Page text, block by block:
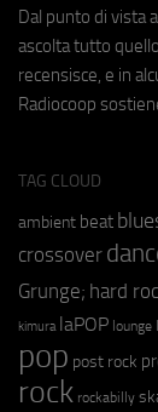
Dal punto di vista
ascolta tutto
recensisce, e in
Radiocoop
TAG CLOUD
ambient beat
crossover
Grunge; hard
kimura laPOP lounge
pop post rock
rock rockabilly